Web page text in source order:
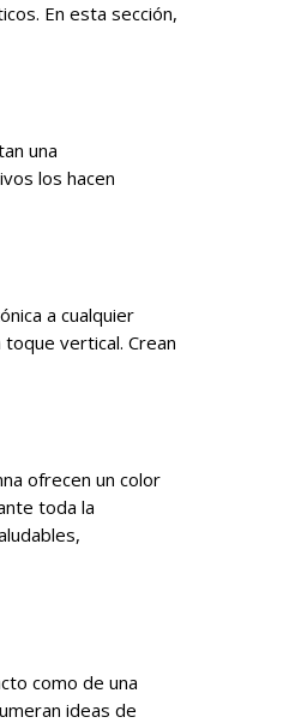
En esta sección,
una
los hacen
a cualquier
vertical. Crean
ofrecen un color
toda la
como de una
ideas de